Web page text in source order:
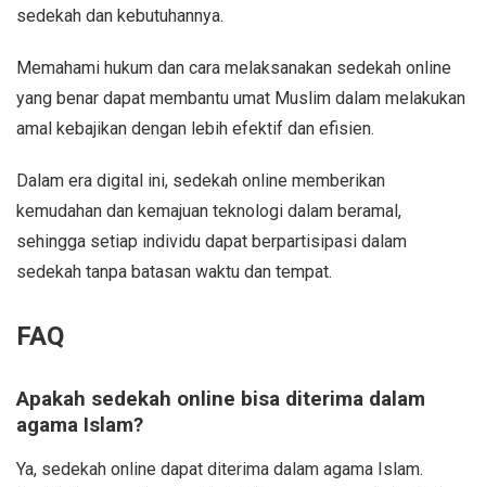
sedekah dan kebutuhannya.
Memahami hukum dan cara melaksanakan sedekah online
yang benar dapat membantu umat Muslim dalam melakukan
amal kebajikan dengan lebih efektif dan efisien.
Dalam era digital ini, sedekah online memberikan
kemudahan dan kemajuan teknologi dalam beramal,
sehingga setiap individu dapat berpartisipasi dalam
sedekah tanpa batasan waktu dan tempat.
FAQ
Apakah sedekah online bisa diterima dalam
agama Islam?
Ya, sedekah online dapat diterima dalam agama Islam.